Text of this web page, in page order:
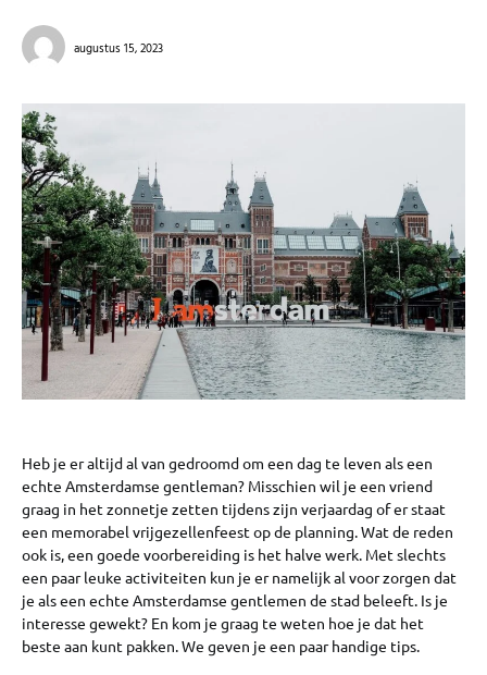
augustus 15, 2023
Heb je er altijd al van gedroomd om een dag te leven als een
echte Amsterdamse gentleman? Misschien wil je een vriend
graag in het zonnetje zetten tijdens zijn verjaardag of er staat
een memorabel vrijgezellenfeest op de planning. Wat de reden
ook is, een goede voorbereiding is het halve werk. Met slechts
een paar leuke activiteiten kun je er namelijk al voor zorgen dat
je als een echte Amsterdamse gentlemen de stad beleeft. Is je
interesse gewekt? En kom je graag te weten hoe je dat het
beste aan kunt pakken. We geven je een paar handige tips.